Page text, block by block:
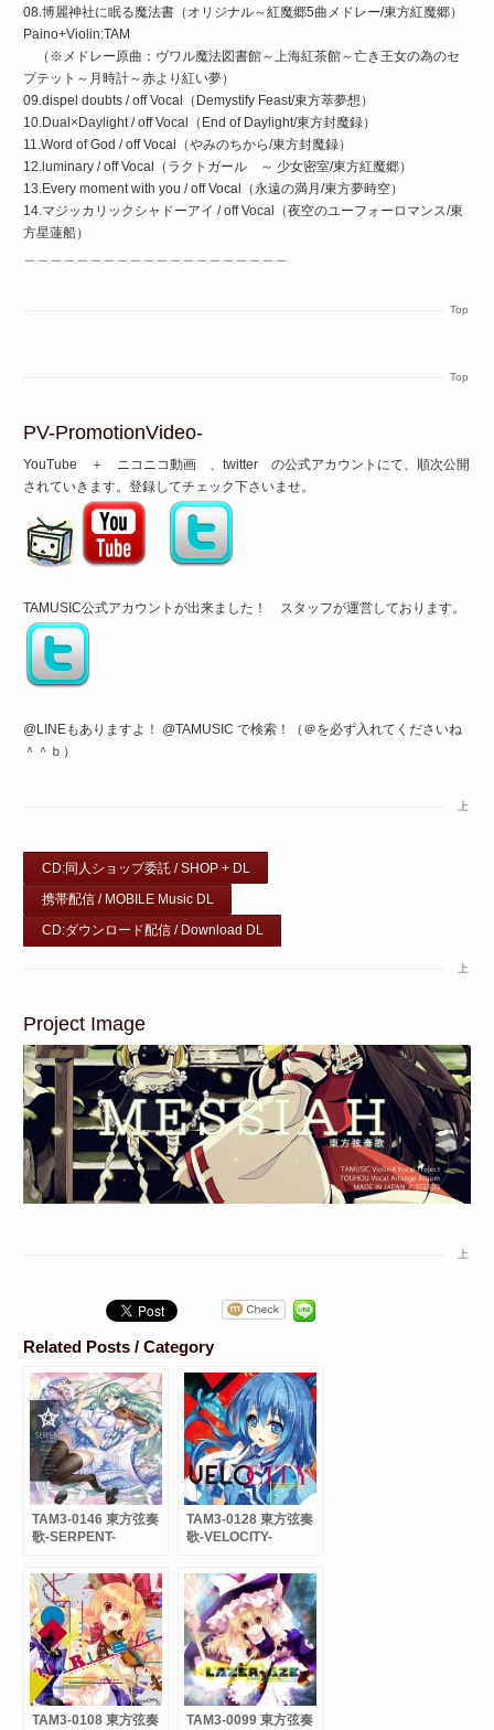
08.博麗神社に眠る魔法書（オリジナル～紅魔郷5曲メドレー/東方紅魔郷）
Paino+Violin:TAM
（※メドレー原曲：ヴワル魔法図書館～上海紅茶館～亡き王女の為のセ
プテット～月時計～赤より紅い夢）
09.dispel doubts / off Vocal（Demystify Feast/東方萃夢想）
10.Dual×Daylight / off Vocal（End of Daylight/東方封魔録）
11.Word of God / off Vocal（やみのちから/東方封魔録）
12.luminary / off Vocal（ラクトガール ～ 少女密室/東方紅魔郷）
13.Every moment with you / off Vocal（永遠の満月/東方夢時空）
14.マジッカリックシャドーアイ / off Vocal（夜空のユーフォーロマンス/東
方星蓮船）
Top
Top
PV-PromotionVideo-
YouTube ＋ ニコニコ動画 、twitter の公式アカウントにて、順次公開
されていきます。登録してチェック下さいませ。
TAMUSIC公式アカウントが出来ました！ スタッフが運営しております。
@LINEもありますよ！ @TAMUSIC で検索！（＠を必ず入れてくださいね
＾＾ｂ）
上
CD:同人ショップ委託 / SHOP + DL
携帯配信 / MOBILE Music DL
CD:ダウンロード配信 / Download DL
上
Project Image
上
Related Posts / Category
TAM3-0146 東方弦奏
歌-SERPENT-
TAM3-0128 東方弦奏
歌-VELOCITY-
TAM3-0108 東方弦奏 TAM3-0099 東方弦奏